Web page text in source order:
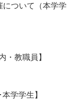
ついて（本学学
・教職員】
学学生】